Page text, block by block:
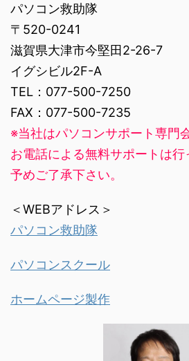
パソコン救助隊
〒520-0241
滋賀県大津市今堅田2-26-7
イグシビル2F-A
TEL：077-500-7250
FAX：077-500-7235
※当社はパソコンサポート専門
お電話による無料サポートは
予めご了承下さい。
＜WEBアドレス＞
パソコン救助隊
パソコンスクール
ホームページ製作